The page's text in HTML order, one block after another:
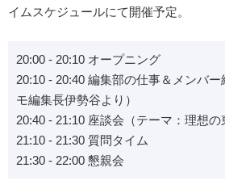
イムスケジュールにて開催予定。
20:00 - 20:10 オープニング
20:10 - 20:40 編集部の仕事＆メンバ
モ編集長伊勢谷より）
20:40 - 21:10 座談会（テーマ：理想の
21:10 - 21:30 質問タイム
21:30 - 22:00 懇親会